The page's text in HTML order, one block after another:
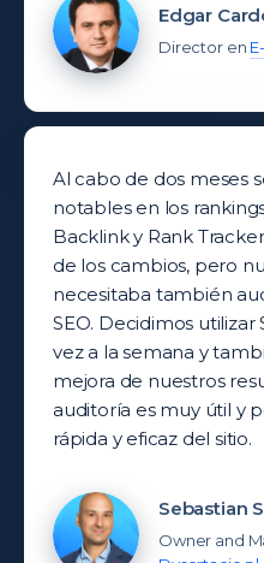
Edgar
Director en
Al cabo de dos meses
notables en los
Backlink y Rank
de los cambios, pero
necesitaba también
SEO. Decidimos
vez a la semana y
mejora de nuestros
auditoría es muy útil y
rápida y eficaz del sitio.
Sebastian
Owner and